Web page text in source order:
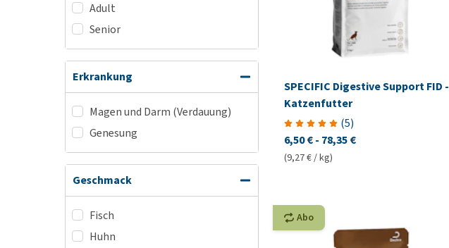
Adult
Senior
Erkrankung
Magen und Darm (Verdauung)
Genesung
Geschmack
Fisch
Huhn
SPECIFIC Digestive Support FID -
Katzenfutter
(5)
6,50 €- 78,35 €
(9,27 € / kg)
Abo